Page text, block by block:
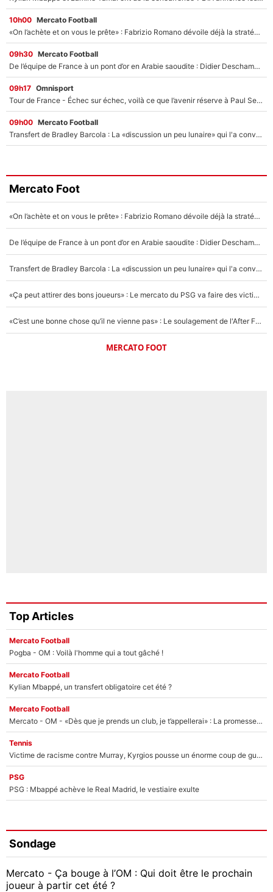
10h00 Mercato Football
«On l’achète et on vous le prête» : Fabrizio Romano dévoile déjà la stratégie du PSG avec le transfert de Zion Suzuki !
09h30 Mercato Football
De l’équipe de France à un pont d’or en Arabie saoudite : Didier Deschamps a donné sa réponse !
09h17 Omnisport
Tour de France - Échec sur échec, voilà ce que l’avenir réserve à Paul Seixas : «Tant qu’il y aura un Pogacar comme celui-là...»
09h00 Mercato Football
Transfert de Bradley Barcola : La «discussion un peu lunaire» qui l'a convaincu de quitter le PSG, son entourage est pointé du doigt
Mercato Foot
«On l’achète et on vous le prête» : Fabrizio Romano dévoile déjà la stratégie du PSG avec le transfert de Zion Suzuki !
De l’équipe de France à un pont d’or en Arabie saoudite : Didier Deschamps a donné sa réponse !
Transfert de Bradley Barcola : La «discussion un peu lunaire» qui l'a convaincu de quitter le PSG, son entourage est pointé du doigt
«Ça peut attirer des bons joueurs» : Le mercato du PSG va faire des victimes dans l'effectif de Luis Enrique ?
«C’est une bonne chose qu’il ne vienne pas» : Le soulagement de l'After Foot après le transfert avorté de Yan Diomandé au PSG
MERCATO FOOT
Top Articles
Mercato Football
Pogba - OM : Voilà l'homme qui a tout gâché !
Mercato Football
Kylian Mbappé, un transfert obligatoire cet été ?
Mercato Football
Mercato - OM - «Dès que je prends un club, je t’appellerai» : La promesse de Marcelino au moment de claquer la porte
Tennis
Victime de racisme contre Murray, Kyrgios pousse un énorme coup de gueule !
PSG
PSG : Mbappé achève le Real Madrid, le vestiaire exulte
Sondage
Mercato - Ça bouge à l’OM : Qui doit être le prochain
joueur à partir cet été ?